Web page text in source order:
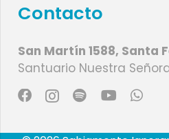
Contacto
San Martín 1588, Santa
Santuario Nuestra